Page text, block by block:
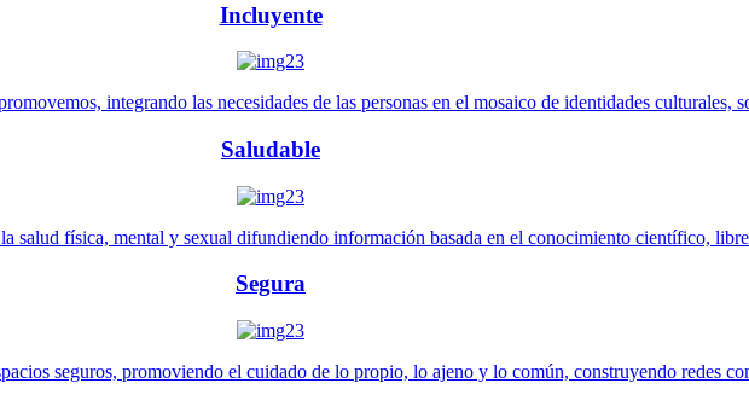
Incluyente
integrando las necesidades de las personas en el mosaico de identidades culturales,
Saludable
salud física, mental y sexual difundiendo información basada en el conocimiento científico,
Segura
seguros, promoviendo el cuidado de lo propio, lo ajeno y lo común, construyendo redes